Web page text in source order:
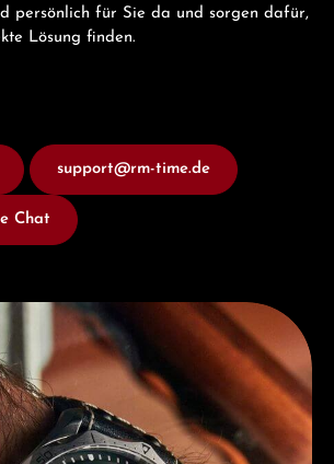
persönlich für Sie da und sorgen dafür,
Lösung finden.
support@rm-time.de
Chat